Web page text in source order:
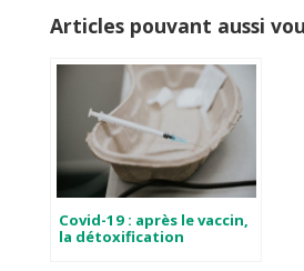
Articles pouvant aussi
Covid-19 : après le vaccin,
la détoxification